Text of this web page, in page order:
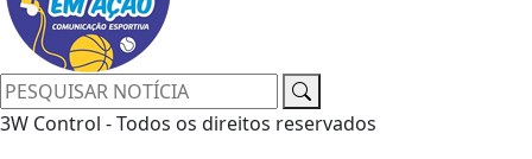
3W Control - Todos os direitos reservados